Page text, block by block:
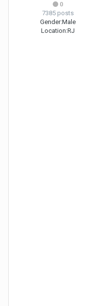
0
7385 posts
Gender:Male
Location:RJ